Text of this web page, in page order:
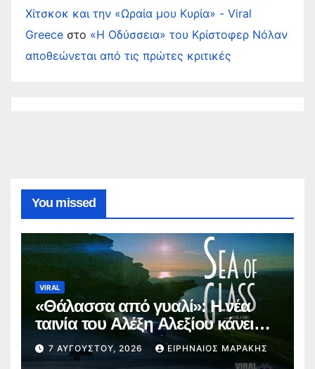
Χίτσκοκ και την «Ωραία μου Κυρία» - Viral
Greece στο «Η Οδύσσεια» του Κρίστοφερ Νόλαν
αποθεώνεται από τις πρώτες κριτικές
You missed
VIRAL
«Θάλασσα από γυαλί»: Η νέα
ταινία του Αλέξη Αλεξίου κάνει
παγκόσμια πρεμιέρα στο
Φεστιβάλ Εδιμβούργου
7 ΑΥΓΟΎΣΤΟΥ, 2026 ΕΙΡΗΝΑΊΟΣ ΜΑΡΆΚΗΣ